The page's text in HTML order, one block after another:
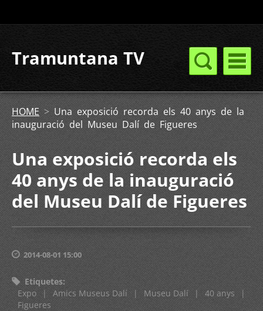
Tramuntana TV
HOME > Una exposició recorda els 40 anys de la
inauguració del Museu Dalí de Figueres
Una exposició recorda els
40 anys de la inauguració
del Museu Dalí de Figueres
2014-08-01 15:00
Etiquetes:
Expo
| Amics Museus Dalí | Museu Dalí | 40 anys
|
Figueres